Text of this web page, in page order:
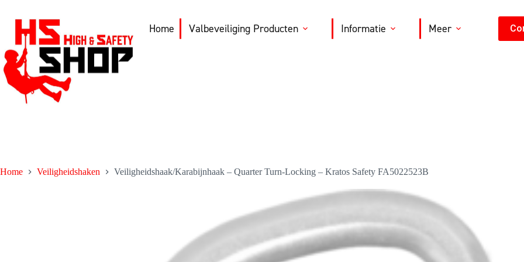
inhoud
Home Valbeveiliging Producten Informatie Meer
Home Veiligheidshaken Veiligheidshaak/Karabijnhaak – Quarter Turn-Locking – Kratos Safety FA5022523B